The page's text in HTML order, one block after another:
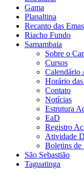
Gama
Planaltina
Recanto das Emas
Riacho Fundo
Samambaia
Sobre o
Cursos
Calendário
Horário
Contato
Notícias
Estrutura
EaD
Registro
Atividade
Boletins de
São Sebastião
Taguatinga